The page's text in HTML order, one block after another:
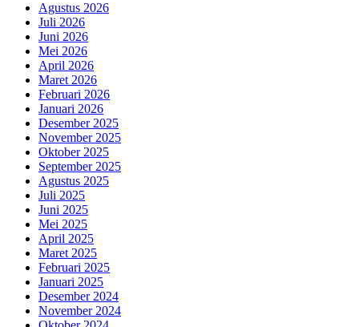
Agustus 2026
Juli 2026
Juni 2026
Mei 2026
April 2026
Maret 2026
Februari 2026
Januari 2026
Desember 2025
November 2025
Oktober 2025
September 2025
Agustus 2025
Juli 2025
Juni 2025
Mei 2025
April 2025
Maret 2025
Februari 2025
Januari 2025
Desember 2024
November 2024